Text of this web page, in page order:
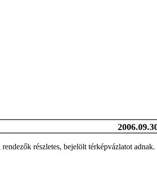
részletes, bejelölt térképvázlatot adnak.